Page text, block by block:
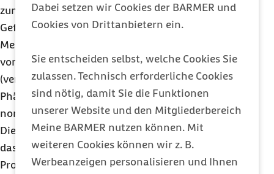
Dabei setzen wir Cookies der BARMER und
Cookies von Drittanbietern ein.
Sie entscheiden selbst, welche Cookies Sie
zulassen. Technisch erforderliche Cookies
sind nötig, damit Sie die Funktionen
unserer Website und den Mitgliederbereich
Meine BARMER nutzen können. Mit
weiteren Cookies können wir z. B.
Werbeanzeigen personalisieren und Ihnen
zumindest dort nicht mehr zu Wort melden. Dieses
Gefühl der Einschüchterung kann sich sogar auf
Menschen übertragen, die selbst noch nicht Opfer
von Hassrede geworden sind, sie aber als
(vermeintlich) Außenstehende beobachten. Dieses
Phänomen ist unter dem Begriff „Chilling Effect
normalerweise aus Diktaturen bekannt.
Diese Einschüchterung führt unter anderem dazu,
dass mehr als die Hälfte der Deutschen (54
Prozent) angeben, sich seltener zu ihrer